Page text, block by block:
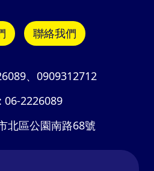
聯絡我們
、 0909312712
06-2226089
北區公園南路68號